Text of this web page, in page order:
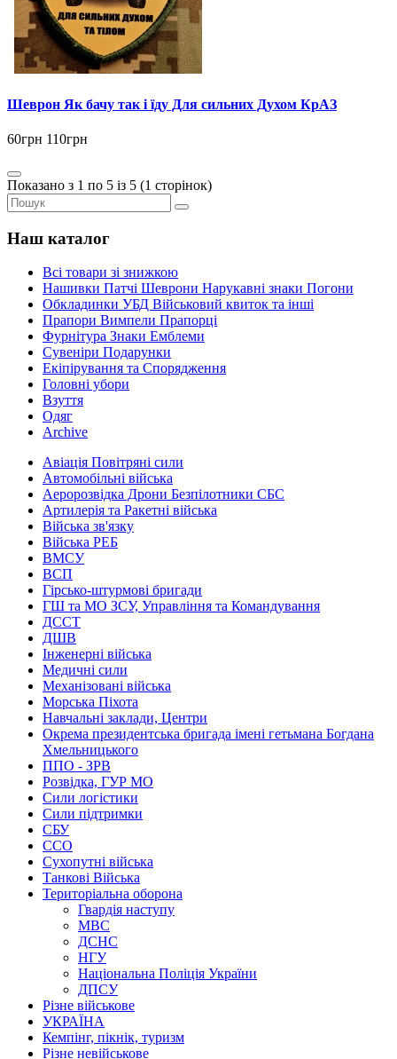
Шеврон Як бачу так і їду Для сильних Духом КрАЗ
60грн 110грн
Показано з 1 по 5 із 5 (1 сторінок)
Наш каталог
Всі товари зі знижкою
Нашивки Патчі Шеврони Нарукавні знаки Погони
Обкладинки УБД Військовий квиток та інші
Прапори Вимпели Прапорці
Фурнітура Знаки Емблеми
Сувеніри Подарунки
Екіпірування та Спорядження
Головні убори
Взуття
Одяг
Archive
Авіація Повітряні сили
Автомобільні війська
Аеророзвідка Дрони Безпілотники СБС
Артилерія та Ракетні війська
Війська зв'язку
Війська РЕБ
ВМСУ
ВСП
Гірсько-штурмові бригади
ГШ та МО ЗСУ, Управління та Командування
ДССТ
ДШВ
Інженерні війська
Медичні сили
Механізовані війська
Морська Піхота
Навчальні заклади, Центри
Окрема президентська бригада імені гетьмана Богдана
Хмельницького
ППО - ЗРВ
Розвідка, ГУР МО
Сили логістики
Сили підтримки
СБУ
ССО
Сухопутні війська
Танкові Війська
Територіальна оборона
Гвардія наступу
МВС
ДСНС
НГУ
Національна Поліція України
ДПСУ
Різне військове
УКРАЇНА
Кемпінг, пікнік, туризм
Різне невійськове